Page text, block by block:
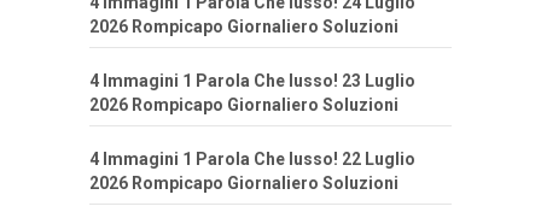
2026 Rompicapo Giornaliero Soluzioni
4 Immagini 1 Parola Che lusso! 23 Luglio
2026 Rompicapo Giornaliero Soluzioni
4 Immagini 1 Parola Che lusso! 22 Luglio
2026 Rompicapo Giornaliero Soluzioni